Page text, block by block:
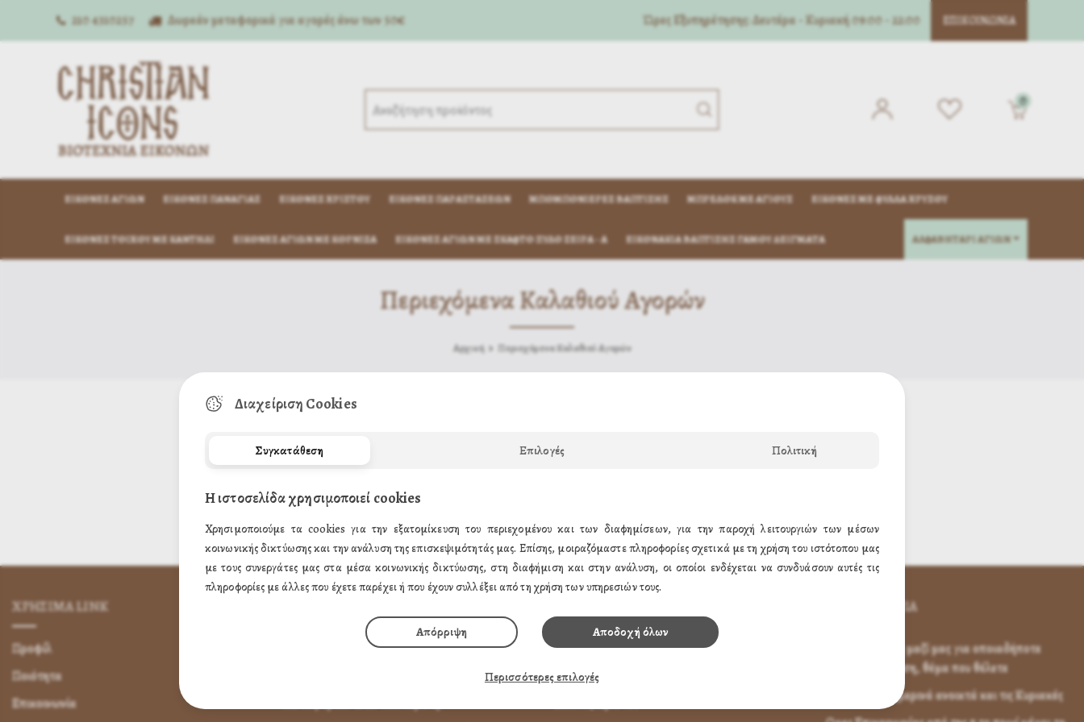
210 4310257 Δωρεάν μεταφορικά για αγορές άνω των 50€ Ώρες Eξυπηρέτησης: Δευτέρα - Κυριακή 09:00 - 22:00 ΕΠΙΚΟΙΝΩΝΊΑ
0
ΕΙΚΌΝΕΣ ΑΓΊΩΝ ΕΙΚΌΝΕΣ ΠΑΝΑΓΊΑΣ ΕΙΚΌΝΕΣ ΧΡΙΣΤΟΎ ΕΙΚΌΝΕΣ ΠΑΡΑΣΤΆΣΕΩΝ ΜΠΟΜΠΟΝΙΈΡΕΣ ΒΆΠΤΙΣΗΣ ΜΠΡΕΛΌΚ ΜΈ ΑΓΊΟΥΣ ΕΙΚΌΝΕΣ ΜΕ ΦΎΛΛΑ ΧΡΥΣΟΎ
ΕΙΚΌΝΕΣ ΤΟΊΧΟΥ ΜΕ ΚΑΝΤΉΛΙ ΕΙΚΌΝΕΣ ΑΓΊΩΝ ΜΕ ΚΟΡΝΊΖΑ ΕΙΚΟΝΕΣ ΑΓΙΩΝ ΜΕ ΣΚΑΦΤΟ ΞΥΛΟ ΣΕΙΡΑ - Α ΕΙΚΟΝΆΚΙΑ ΒΆΠΤΙΣΗΣ ΓΆΜΟΥ ΔΕΊΓΜΑΤΑ ΑΛΦΑΒΗΤΑΡΙ ΑΓΙΩΝ
Περιεχόμενα Καλαθιού Αγορών
Αρχική Περιεχόμενα Καλαθιού Αγορών
ΧΡΗΣΙΜA LINK
Προφίλ
Ποιότητα
Επικοινωνία
Πως Μπορώ να παραγγείλω
Εικόνες Αγίων
Εικόνες Παναγίας
ΕΠΙΚΟΙΝΩΝΊΑ
Επικοινωνήστε μαζί μας για οποιαδήποτε
απορία, ερώτηση, θέμα που θέλετε
Είμαστε καθημερινά ανοικτά και τις Κυριακές
Διαχείριση Cookies
Συγκατάθεση Επιλογές Πολιτική
Η ιστοσελίδα χρησιμοποιεί cookies
Χρησιμοποιούμε τα cookies για την εξατομίκευση του περιεχομένου και των διαφημίσεων, για την παροχή λειτουργιών των μέσων
κοινωνικής δικτύωσης και την ανάλυση της επισκεψιμότητάς μας. Επίσης, μοιραζόμαστε πληροφορίες σχετικά με τη χρήση του ιστότοπου μας
με τους συνεργάτες μας στα μέσα κοινωνικής δικτύωσης, στη διαφήμιση και στην ανάλυση, οι οποίοι ενδέχεται να συνδυάσουν αυτές τις
πληροφορίες με άλλες που έχετε παρέχει ή που έχουν συλλέξει από τη χρήση των υπηρεσιών τους.
Απόρριψη Αποδοχή όλων
Περισσότερες επιλογές